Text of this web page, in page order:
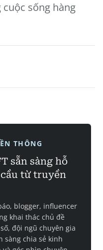
sống hàng
THÔNG
sẵn sàng hỗ
từ truyền
blogger, influencer
khai thác chủ đề
đội ngũ chuyên gia
sàng chia sẻ kinh